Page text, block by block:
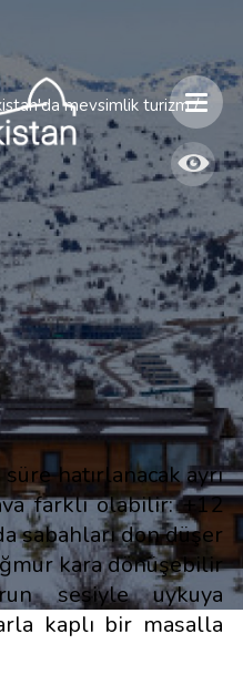
mevsimlik turizm /
hatırlanacak ayrı
farklı olabilir: +12
sabahları don düşer
kara dönüşebilir
sesiyle uykuya
kaplı bir masalla